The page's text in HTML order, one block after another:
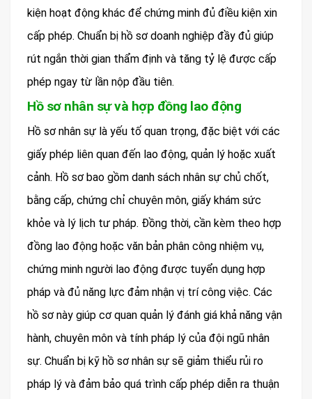
kiện hoạt động khác để chứng minh đủ điều kiện xin
cấp phép. Chuẩn bị hồ sơ doanh nghiệp đầy đủ giúp
rút ngắn thời gian thẩm định và tăng tỷ lệ được cấp
phép ngay từ lần nộp đầu tiên.
Hồ sơ nhân sự và hợp đồng lao động
Hồ sơ nhân sự là yếu tố quan trọng, đặc biệt với các
giấy phép liên quan đến lao động, quản lý hoặc xuất
cảnh. Hồ sơ bao gồm danh sách nhân sự chủ chốt,
bằng cấp, chứng chỉ chuyên môn, giấy khám sức
khỏe và lý lịch tư pháp. Đồng thời, cần kèm theo hợp
đồng lao động hoặc văn bản phân công nhiệm vụ,
chứng minh người lao động được tuyển dụng hợp
pháp và đủ năng lực đảm nhận vị trí công việc. Các
hồ sơ này giúp cơ quan quản lý đánh giá khả năng vận
hành, chuyên môn và tính pháp lý của đội ngũ nhân
sự. Chuẩn bị kỹ hồ sơ nhân sự sẽ giảm thiểu rủi ro
pháp lý và đảm bảo quá trình cấp phép diễn ra thuận